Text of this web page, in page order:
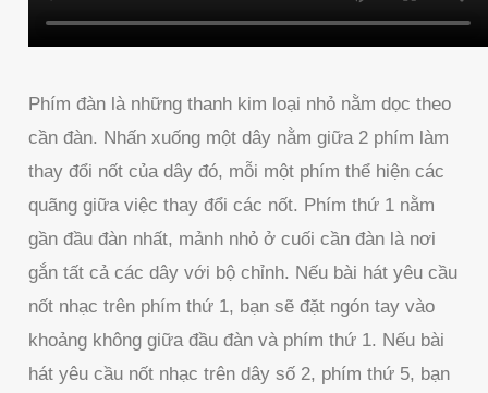
Phím đàn là những thanh kim loại nhỏ nằm dọc theo
cần đàn. Nhấn xuống một dây nằm giữa 2 phím làm
thay đổi nốt của dây đó, mỗi một phím thể hiện các
quãng giữa việc thay đổi các nốt. Phím thứ 1 nằm
gần đầu đàn nhất, mảnh nhỏ ở cuối cần đàn là nơi
gắn tất cả các dây với bộ chỉnh. Nếu bài hát yêu cầu
nốt nhạc trên phím thứ 1, bạn sẽ đặt ngón tay vào
khoảng không giữa đầu đàn và phím thứ 1. Nếu bài
hát yêu cầu nốt nhạc trên dây số 2, phím thứ 5, bạn